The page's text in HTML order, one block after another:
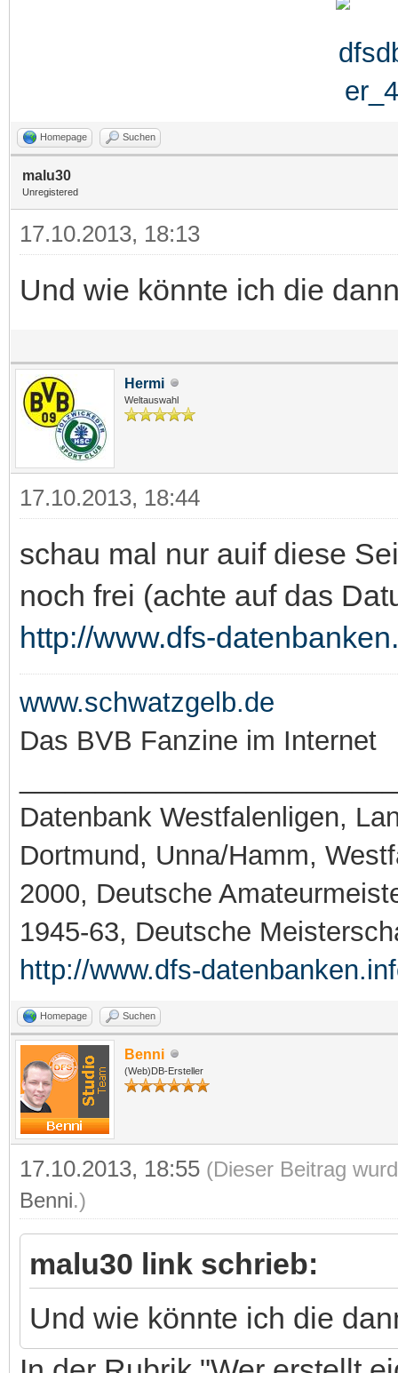
Homepage Suchen
malu30
Unregistered
17.10.2013, 18:13
Und wie könnte ich die
Hermi
Weltauswahl
17.10.2013, 18:44
schau mal nur auif diese
noch frei (achte auf das
http://www.dfs-
www.schwatzgelb.de
Das BVB Fanzine im Internet
Datenbank Westfalenligen,
Dortmund, Unna/Hamm,
2000, Deutsche
1945-63, Deutsche
http://www.dfs-
Homepage Suchen
Benni
(Web)DB-Ersteller
17.10.2013, 18:55 (Dieser Beitrag
Benni.)
malu30 link schrieb:
Und wie könnte ich die